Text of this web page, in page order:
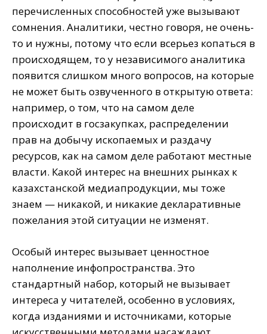
перечисленных способностей уже вызывают
сомнения. Аналитики, честно говоря, не очень-
то и нужны, потому что если всерьез копаться в
происходящем, то у независимого аналитика
появится слишком много вопросов, на которые
не может быть озвученного в открытую ответа:
например, о том, что на самом деле
происходит в госзакупках, распределении
прав на добычу ископаемых и раздачу
ресурсов, как на самом деле работают местные
власти. Какой интерес на внешних рынках к
казахстанской медиапродукции, мы тоже
знаем — никакой, и никакие декларативные
пожелания этой ситуации не изменят.
Особый интерес вызывает ценностное
наполнение инфопространства. Это
стандартный набор, который не вызывает
интереса у читателей, особенно в условиях,
когда изданиями и источниками, которые